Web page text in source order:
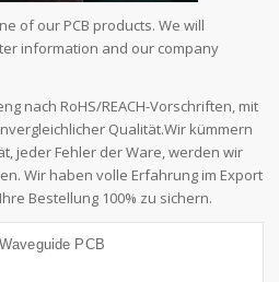
of our PCB products. We will
information and our company
nach RoHS/REACH-Vorschriften, mit
Qualität.Wir kümmern
jeder Fehler der Ware, werden wir
Wir haben volle Erfahrung im Export
Bestellung 100% zu sichern.
PCB